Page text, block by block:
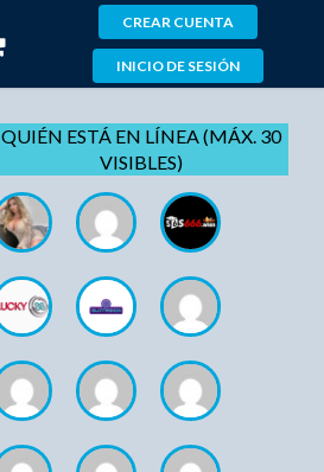
CREAR CUENTA
INICIO DE SESIÓN
QUIÉN ESTÁ EN LÍNEA (MÁX. 30
VISIBLES)